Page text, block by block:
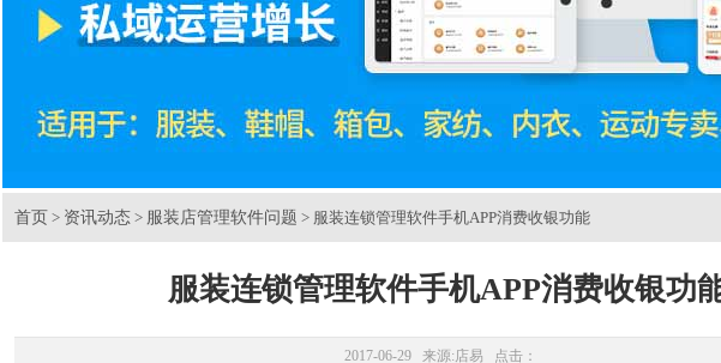
首页 > 资讯动态 > 服装店管理软件问题 > 服装连锁管理软件手机APP消费收银功能
服装连锁管理软件手机APP消费收银功
2017-06-29 来源:店易 点击：